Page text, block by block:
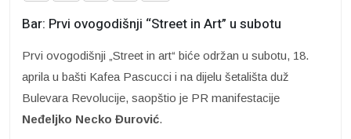
Bar: Prvi ovogodišnji “Street in Art” u subotu
Prvi ovogodišnji „Street in art“ biće održan u subotu, 18.
aprila u bašti Kafea Pascucci i na dijelu šetališta duž
Bulevara Revolucije, saopštio je PR manifestacije
Neđeljko Necko Đurović.